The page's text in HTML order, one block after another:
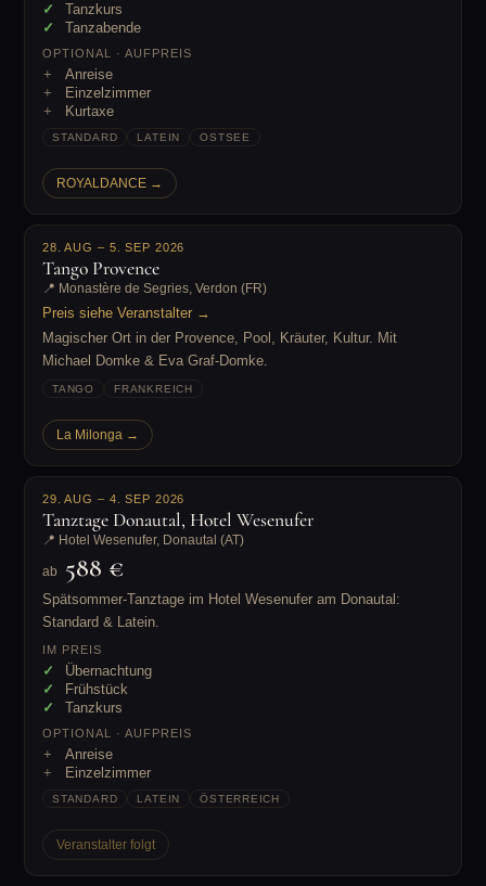
Tanzkurs
Tanzabende
OPTIONAL · AUFPREIS
Anreise
Einzelzimmer
Kurtaxe
STANDARD LATEIN OSTSEE
ROYALDANCE →
28. AUG – 5. SEP 2026
Tango Provence
📍 Monastère de Segries, Verdon (FR)
Preis siehe Veranstalter →
Magischer Ort in der Provence, Pool, Kräuter, Kultur. Mit
Michael Domke & Eva Graf-Domke.
TANGO FRANKREICH
La Milonga →
29. AUG – 4. SEP 2026
Tanztage Donautal, Hotel Wesenufer
📍 Hotel Wesenufer, Donautal (AT)
ab 588 €
Spätsommer-Tanztage im Hotel Wesenufer am Donautal:
Standard & Latein.
IM PREIS
Übernachtung
Frühstück
Tanzkurs
OPTIONAL · AUFPREIS
Anreise
Einzelzimmer
STANDARD LATEIN ÖSTERREICH
Veranstalter folgt